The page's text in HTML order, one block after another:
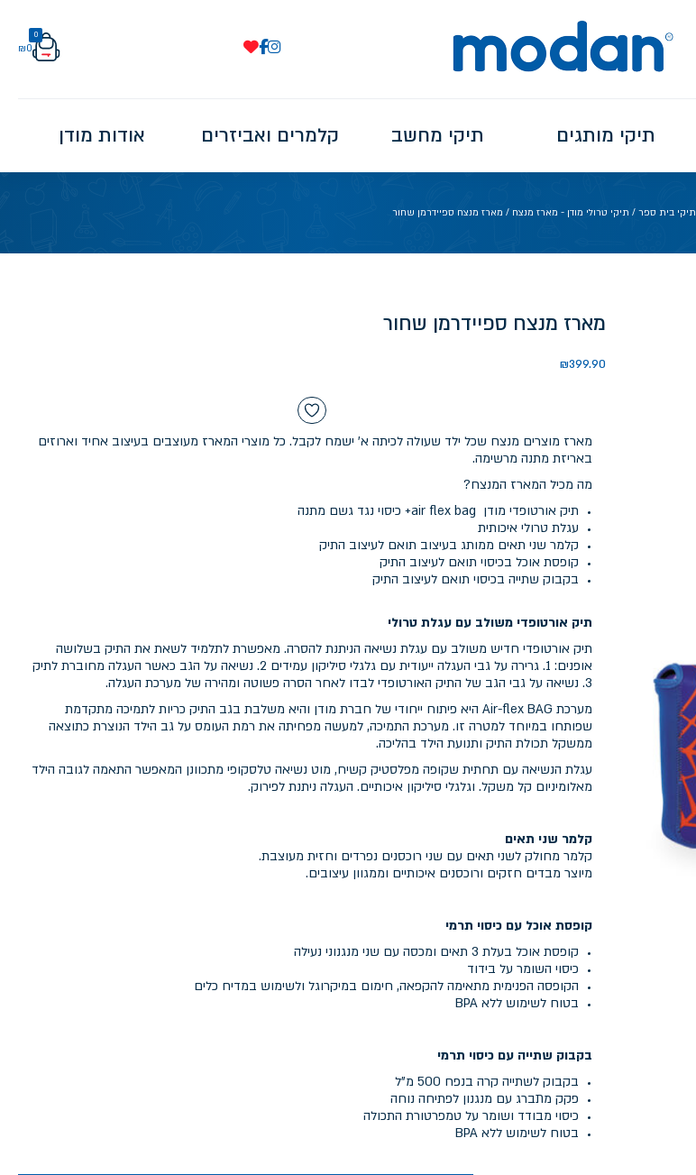
0
₪0
תיקי מותגים תיקי מחשב קלמרים ואביזרים אודות מודן
תיקי בית ספר / תיקי טרולי מודן - מארז מנצח / מארז מנצח ספיידרמן שחור
מארז מנצח ספיידרמן שחור
₪399.90
מארז מוצרים מנצח שכל ילד שעולה לכיתה א' ישמח לקבל. כל מוצרי המארז מעוצבים בעיצוב אחיד וארוזים
באריזת מתנה מרשימה.
מה מכיל המארז המנצח?
תיק אורטופדי מודן air flex bag+ כיסוי נגד גשם מתנה
עגלת טרולי איכותית
קלמר שני תאים ממותג בעיצוב תואם לעיצוב התיק
קופסת אוכל בכיסוי תואם לעיצוב התיק
בקבוק שתייה בכיסוי תואם לעיצוב התיק
תיק אורטופדי משולב עם עגלת טרולי
תיק אורטופדי חדיש משולב עם עגלת נשיאה הניתנת להסרה. מאפשרת לתלמיד לשאת את התיק בשלושה
אופנים: 1. גרירה על גבי העגלה ייעודית עם גלגלי סיליקון עמידים 2. נשיאה על הגב כאשר העגלה מחוברת לתיק
3. נשיאה על גבי הגב של התיק האורטופדי לבדו לאחר הסרה פשוטה ומהירה של מערכת העגלה.
מערכת Air-flex BAG היא פיתוח ייחודי של חברת מודן והיא משלבת בגב התיק כריות לתמיכה מתקדמת
שפותחו במיוחד למטרה זו. מערכת התמיכה, למעשה מפחיתה את רמת העומס על גב הילד הנוצרת כתוצאה
ממשקל תכולת התיק ותנועת הילד בהליכה.
עגלת הנשיאה עם תחתית שקופה מפלסטיק קשיח, מוט נשיאה טלסקופי מתכוונן המאפשר התאמה לגובה הילד
מאלומיניום קל משקל. וגלגלי סיליקון איכותיים. העגלה ניתנת לפירוק.
קלמר שני תאים
קלמר מחולק לשני תאים עם שני רוכסנים נפרדים וחזית מעוצבת.
מיוצר מבדים חזקים ורוכסנים איכותיים וממגוון עיצובים.
קופסת אוכל עם כיסוי תרמי
קופסת אוכל בעלת 3 תאים ומכסה עם שני מנגנוני נעילה
כיסוי השומר על בידוד
הקופסה הפנימית מתאימה להקפאה, חימום במיקרוגל ולשימוש במדיח כלים
בטוח לשימוש ללא BPA
בקבוק שתייה עם כיסוי תרמי
בקבוק לשתייה קרה בנפח 500 מ"ל
פקק מתברג עם מנגנון לפתיחה נוחה
כיסוי מבודד ושומר על טמפרטורת התכולה
בטוח לשימוש ללא BPA